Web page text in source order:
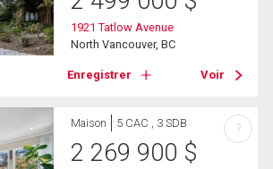
1921 Tatlow Avenue
North Vancouver, BC
Enregistrer Voir
Maison 5 CAC , 3 SDB
2 269 900 $
?